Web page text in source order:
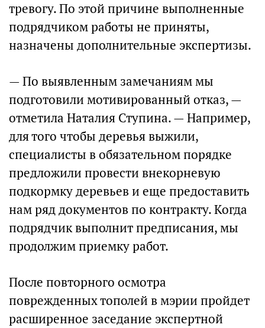
тревогу. По этой причине выполненные
подрядчиком работы не приняты,
назначены дополнительные экспертизы.
— По выявленным замечаниям мы
подготовили мотивированный отказ, —
отметила Наталия Ступина. — Например,
для того чтобы деревья выжили,
специалисты в обязательном порядке
предложили провести внекорневую
подкормку деревьев и еще предоставить
нам ряд документов по контракту. Когда
подрядчик выполнит предписания, мы
продолжим приемку работ.
После повторного осмотра
поврежденных тополей в мэрии пройдет
расширенное заседание экспертной